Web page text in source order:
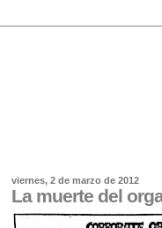
viernes, 2 de marzo de 2012
La muerte del